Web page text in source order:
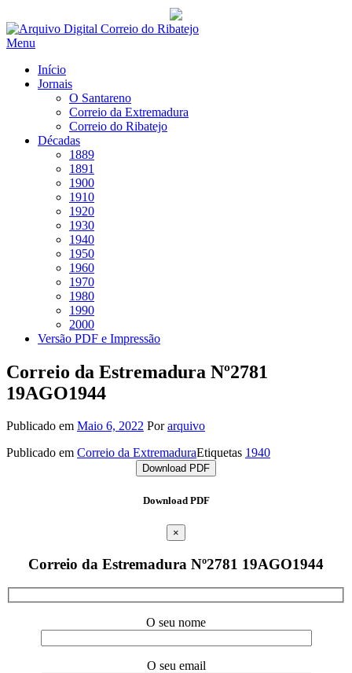
Saltar
para
Menu
Início
Jornais
O Santareno
Correio da Extremadura
Correio do Ribatejo
Décadas
1889
1891
1900
1910
1920
1930
1940
1950
1960
1970
1980
1990
2000
Versão PDF e Impressão
Correio da Estremadura Nº2781
19AGO1944
Publicado em Maio 6, 2022 Porarquivo
Publicado em Correio da ExtremaduraEtiquetas 1940
Download PDF
Download PDF
×
Correio da Estremadura Nº2781 19AGO1944
O seu nome
O seu email